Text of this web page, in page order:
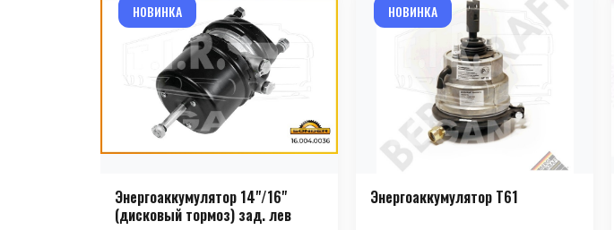
НОВИНКА
Энергоаккумулятор 14"/16"
(дисковый тормоз) зад. лев
НОВИНКА
Энергоаккумулятор T61